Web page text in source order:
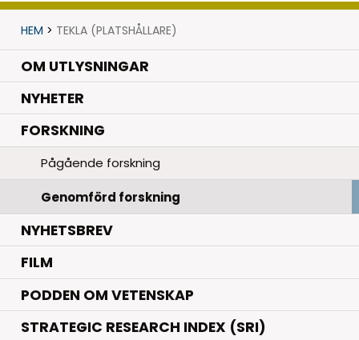
HEM > TEKLA (PLATSHÅLLARE)
OM UTLYSNINGAR
NYHETER.
FORSKNING.
Pågående forskning
Genomförd forskning
NYHETSBREV
FILM
PODDEN OM VETENSKAP
STRATEGIC RESEARCH INDEX (SRI)